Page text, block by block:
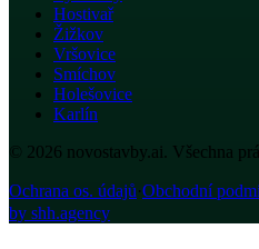
Hostivař
Žižkov
Vršovice
Smíchov
Holešovice
Karlín
© 2026 novostavby.ai. Všechna
Ochrana os. údajů·Obchodní
by shh.agency